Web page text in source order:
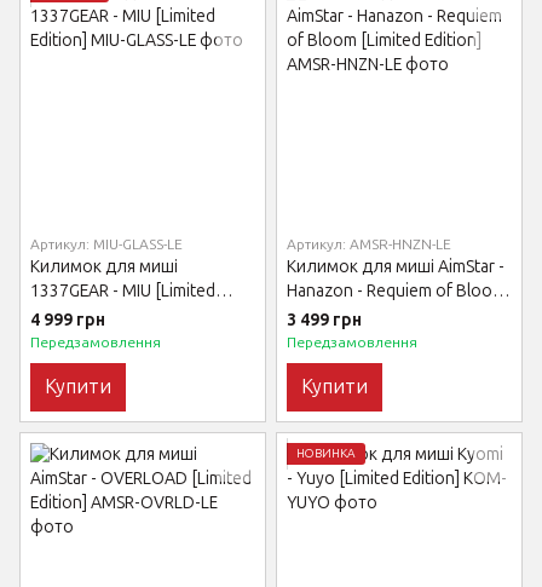
Артикул: MIU-GLASS-LE
Килимок для миші
1337GEAR - MIU [Limited
Edition]
4 999 грн
Передзамовлення
Купити
Артикул: AMSR-HNZN-LE
Килимок для миші AimStar -
Hanazon - Requiem of Bloom
[Limited Edition]
3 499 грн
Передзамовлення
Купити
НОВИНКА